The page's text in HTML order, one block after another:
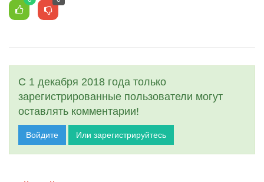
С 1 декабря 2018 года только
зарегистрированные пользователи могут
оставлять комментарии!
Войдите Или зарегистрируйтесь